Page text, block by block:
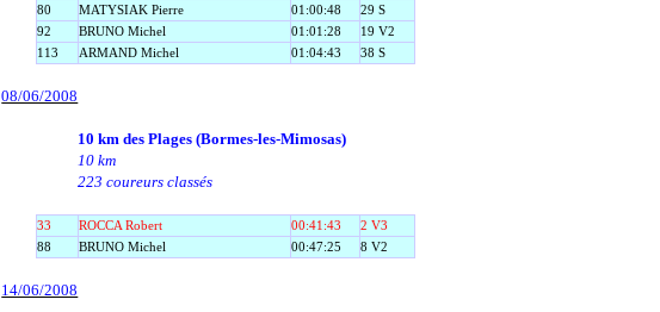
80
MATYSIAK Pierre 01:00:48
29 S
92
BRUNO Michel 01:01:28
19 V2
113
ARMAND Michel 01:04:43 38 S
08/06/2008
10 km des Plages (Bormes-les-Mimosas)
10 km
223 coureurs classés
33 ROCCA Robert 00:41:43
2 V3
88
BRUNO Michel 00:47:25 8 V2
14/06/2008